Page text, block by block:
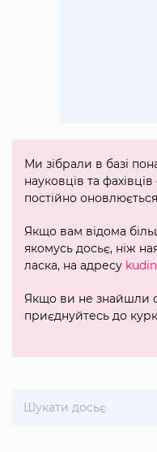
Ми зібрали в базі
науковців та
постійно
Якщо вам відома
якомусь досьє, ніж
ласка, на адресу
Якщо ви не знайшли
приєднуйтесь до